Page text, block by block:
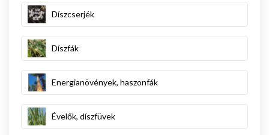
Díszcserjék
Díszfák
Energianövények, haszonfák
Évelők, díszfüvek